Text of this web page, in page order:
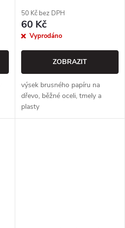
50 Kč bez DPH
60 Kč
Vyprodáno
ZOBRAZIT
výsek brusného papíru na
dřevo, běžné oceli, tmely a
plasty